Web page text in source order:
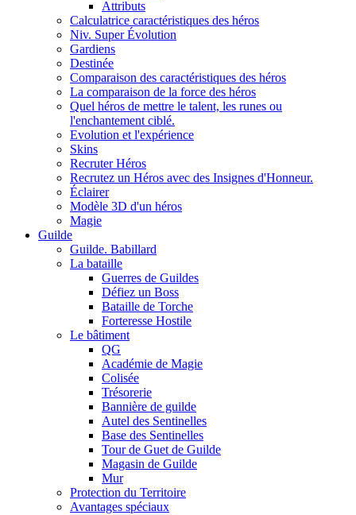
Attributs
Calculatrice caractéristiques des héros
Niv. Super Évolution
Gardiens
Destinée
Comparaison des caractéristiques des héros
La comparaison de la force des héros
Quel héros de mettre le talent, les runes ou
l'enchantement ciblé.
Evolution et l'expérience
Skins
Recruter Héros
Recrutez un Héros avec des Insignes d'Honneur.
Éclairer
Modèle 3D d'un héros
Magie
Guilde
Guilde. Babillard
La bataille
Guerres de Guildes
Défiez un Boss
Bataille de Torche
Forteresse Hostile
Le bâtiment
QG
Académie de Magie
Colisée
Trésorerie
Bannière de guilde
Autel des Sentinelles
Base des Sentinelles
Tour de Guet de Guilde
Magasin de Guilde
Mur
Protection du Territoire
Avantages spéciaux